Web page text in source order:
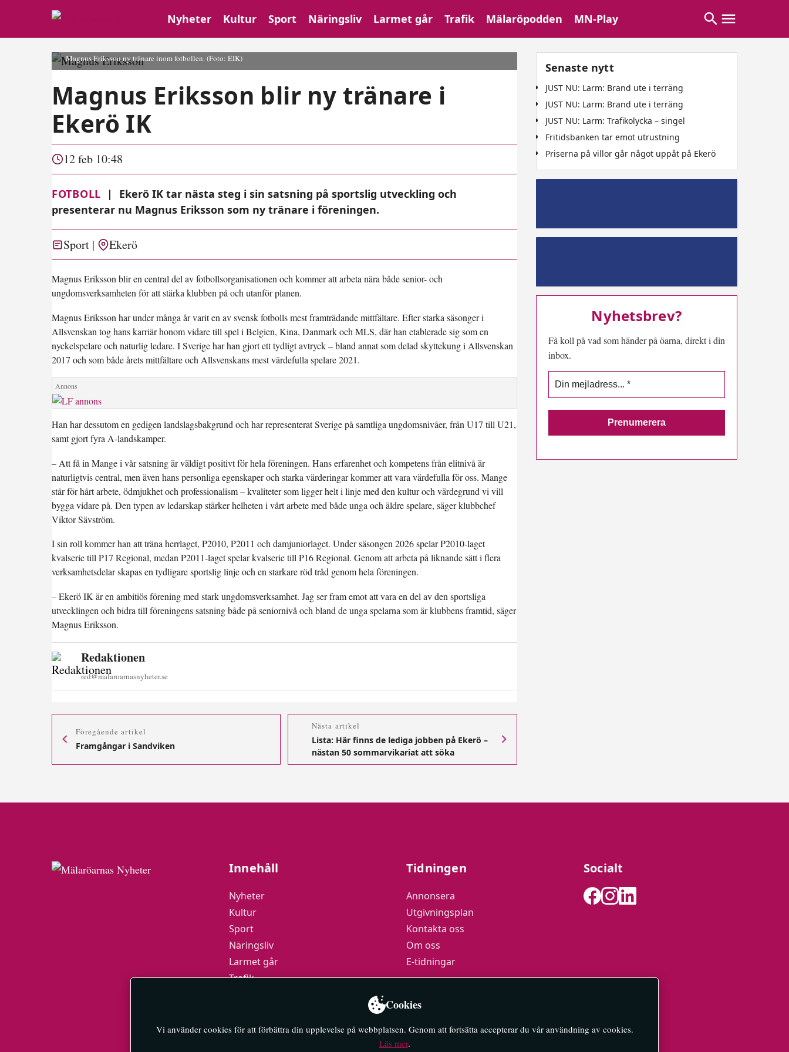
Nyheter Kultur Sport Näringsliv Larmet går Trafik Mälaröpodden MN-Play
Magnus Eriksson ny tränare inom fotbollen.(Foto: EIK)
Magnus Eriksson blir ny tränare i
Ekerö IK
12 feb 10:48
FOTBOLL |
Ekerö IK tar nästa steg i sin satsning på sportslig utveckling och
presenterar nu Magnus Eriksson som ny tränare i föreningen.
Sport Ekerö
Magnus Eriksson blir en central del av fotbollsorganisationen och kommer att arbeta nära både senior- och
ungdomsverksamheten för att stärka klubben på och utanför planen.
Magnus Eriksson har under många år varit en av svensk fotbolls mest framträdande mittfältare. Efter starka säsonger i
Allsvenskan tog hans karriär honom vidare till spel i Belgien, Kina, Danmark och MLS, där han etablerade sig som en
nyckelspelare och naturlig ledare. I Sverige har han gjort ett tydligt avtryck – bland annat som delad skyttekung i Allsvenskan
2017 och som både årets mittfältare och Allsvenskans mest värdefulla spelare 2021.
Han har dessutom en gedigen landslagsbakgrund och har representerat Sverige på samtliga ungdomsnivåer, från U17 till U21,
samt gjort fyra A-landskamper.
– Att få in Mange i vår satsning är väldigt positivt för hela föreningen. Hans erfarenhet och kompetens från elitnivå är
naturligtvis central, men även hans personliga egenskaper och starka värderingar kommer att vara värdefulla för oss. Mange
står för hårt arbete, ödmjukhet och professionalism – kvaliteter som ligger helt i linje med den kultur och värdegrund vi vill
bygga vidare på. Den typen av ledarskap stärker helheten i vårt arbete med både unga och äldre spelare, säger klubbchef
Viktor Sävström.
I sin roll kommer han att träna herrlaget, P2010, P2011 och damjuniorlaget. Under säsongen 2026 spelar P2010-laget
kvalserie till P17 Regional, medan P2011-laget spelar kvalserie till P16 Regional. Genom att arbeta på liknande sätt i flera
verksamhetsdelar skapas en tydligare sportslig linje och en starkare röd tråd genom hela föreningen.
– Ekerö IK är en ambitiös förening med stark ungdomsverksamhet. Jag ser fram emot att vara en del av den sportsliga
utvecklingen och bidra till föreningens satsning både på seniornivå och bland de unga spelarna som är klubbens framtid, säger
Magnus Eriksson.
Redaktionen
red@malaroarnasnyheter.se
Föregående artikel
Framgångar i Sandviken
Nästa artikel
Lista: Här finns de lediga jobben på Ekerö –
nästan 50 sommarvikariat att söka
Senaste nytt
JUST NU: Larm: Brand ute i terräng
JUST NU: Larm: Brand ute i terräng
JUST NU: Larm: Trafikolycka – singel
Fritidsbanken tar emot utrustning
Priserna på villor går något uppåt på Ekerö
Nyhetsbrev?
Få koll på vad som händer på öarna, direkt i din
inbox.
Innehåll
Nyheter
Kultur
Sport
Näringsliv
Larmet går
Trafik
Tidningen
Annonsera
Utgivningsplan
Kontakta oss
Om oss
E-tidningar
Socialt
Cookies
Vi använder cookies för att förbättra din upplevelse på webbplatsen. Genom att fortsätta accepterar du vår användning av cookies.
Läs mer.